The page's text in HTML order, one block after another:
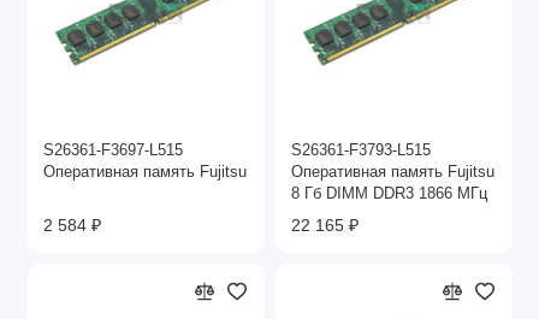
S26361-F3697-L515
Оперативная память Fujitsu
2 584 ₽
S26361-F3793-L515
Оперативная память Fujitsu
8 Гб DIMM DDR3 1866 МГц
22 165 ₽